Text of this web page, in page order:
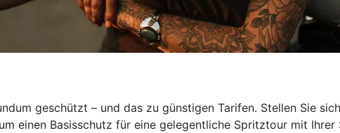
geschützt – und das zu günstigen Tarifen. Stellen Sie
einen Basisschutz für eine gelegentliche Spritztour mit